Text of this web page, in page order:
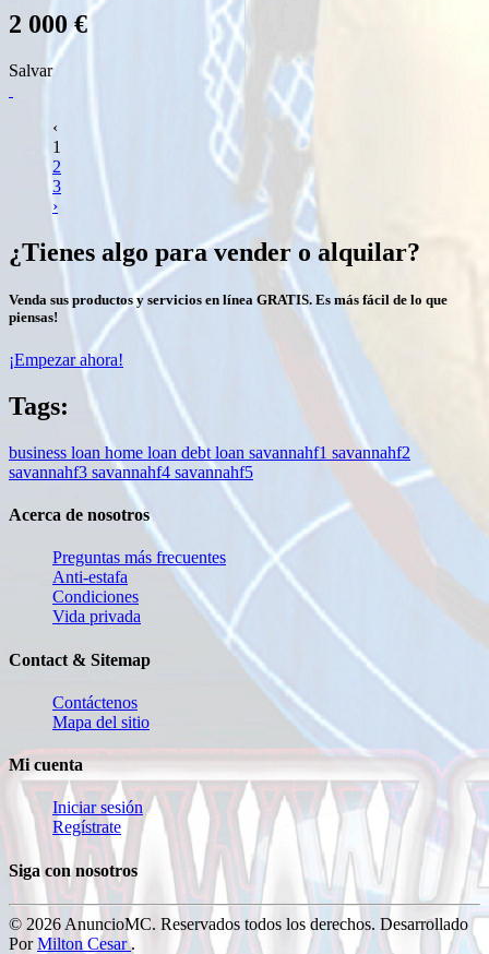
2 000 €
Salvar
‹
1
2
3
›
¿Tienes algo para vender o alquilar?
Venda sus productos y servicios en línea GRATIS. Es más fácil de lo que
piensas!
¡Empezar ahora!
Tags:
business loan home loan debt loan savannahf1 savannahf2
savannahf3 savannahf4 savannahf5
Acerca de nosotros
Preguntas más frecuentes
Anti-estafa
Condiciones
Vida privada
Contact & Sitemap
Contáctenos
Mapa del sitio
Mi cuenta
Iniciar sesión
Regístrate
Siga con nosotros
© 2026 AnuncioMC. Reservados todos los derechos. Desarrollado
PorMilton Cesar.